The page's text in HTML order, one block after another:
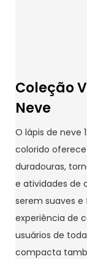
Coleção
Neve
O lápis de neve
colorido
duradouras,
e atividades de
serem suaves
experiência de
usuários de
compacta